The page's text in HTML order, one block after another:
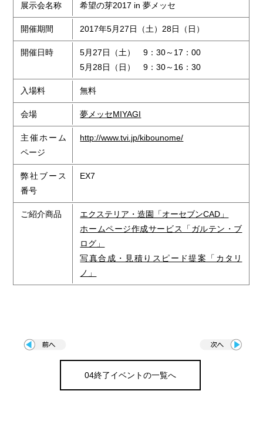
展示会名称 希望の芽2017 in 夢メッセ
開催期間 2017年5月27日（土）28日（日）
開催日時
5月27日（土） 9：30～17：00
5月28日（日） 9：30～16：30
入場料 無料
会場 夢メッセMIYAGI
主催ホーム
ページ
http://www.tvi.jp/kibounome/
弊社ブース
番号
EX7
ご紹介商品
エクステリア・造園「オーセブンCAD」
ホームページ作成サービス「ガルテン・ブ
ログ」
写真合成・見積りスピード提案「カタリ
ノ」
04終了イベントの一覧へ